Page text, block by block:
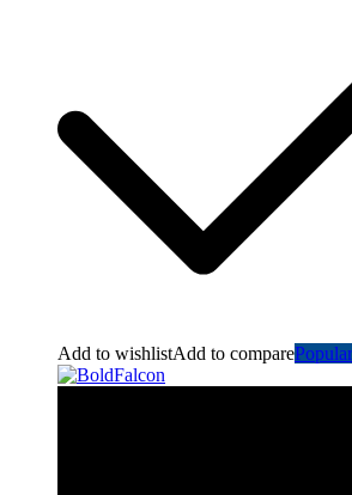
Add to wishlistAdd to comparePopular